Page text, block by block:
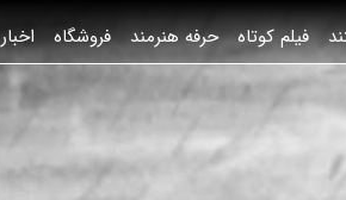
فیلم کوتاه حرفه هنرمند فروشگاه اخبار